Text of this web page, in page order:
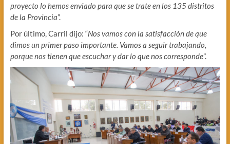
proyecto lo hemos enviado para que se trate en los 135 distritos
de la Provincia”.
Por último, Carril dijo: “Nos vamos con la satisfacción de que
dimos un primer paso importante. Vamos a seguir trabajando,
porque nos tienen que escuchar y dar lo que nos corresponde”.